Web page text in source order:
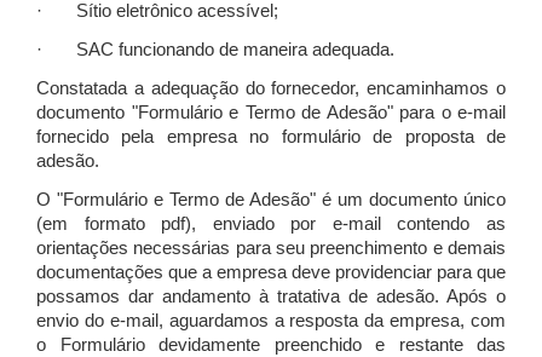
· Sítio eletrônico acessível;
· SAC funcionando de maneira adequada.
Constatada a adequação do fornecedor, encaminhamos o
documento "Formulário e Termo de Adesão" para o e-mail
fornecido pela empresa no formulário de proposta de
adesão.
O "Formulário e Termo de Adesão" é um documento único
(em formato pdf), enviado por e-mail contendo as
orientações necessárias para seu preenchimento e demais
documentações que a empresa deve providenciar para que
possamos dar andamento à tratativa de adesão. Após o
envio do e-mail, aguardamos a resposta da empresa, com
o Formulário devidamente preenchido e restante das